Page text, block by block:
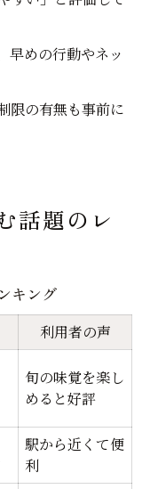
早めの行動やネッ
限の有無も事前に
話題のレ
キング
利用者の声
旬の味覚を楽し
めると好評
駅から近くて便
利